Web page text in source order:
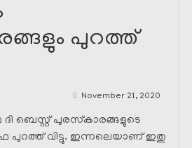
പുറത്ത്
November 21, 2020
ബെസ്റ്റ് പുരസ്‌കാരങ്ങളുടെ
പുറത്ത് വിട്ടു. ഇന്നലെയാണ് ഇതു